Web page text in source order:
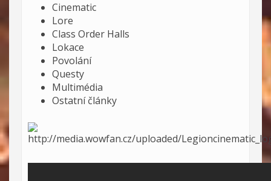
Cinematic
Lore
Class Order Halls
Lokace
Povolání
Questy
Multimédia
Ostatní články